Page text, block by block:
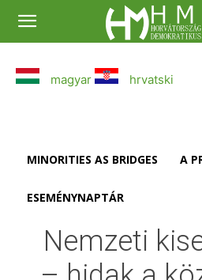
magyar hrvatski
MINORITIES AS BRIDGES A
ESEMÉNYNAPTÁR
Nemzeti